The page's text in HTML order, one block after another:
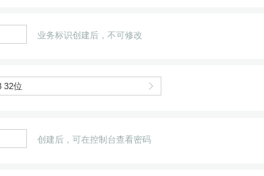
业务标识创建后，不可修改
创建后，可在控制台查看密码